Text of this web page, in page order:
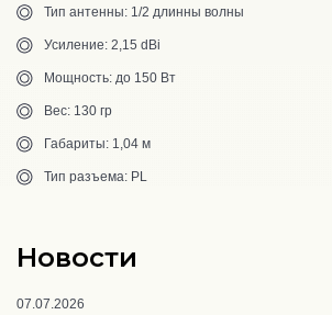
Тип антенны: 1/2 длинны волны
Усиление: 2,15 dBi
Мощность: до 150 Вт
Вес: 130 гр
Габариты: 1,04 м
Тип разъема: PL
Новости
07.07.2026